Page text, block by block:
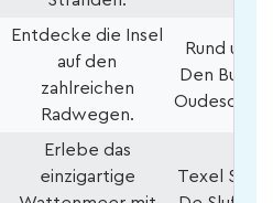
Entdecke die Insel
auf den
zahlreichen
Radwegen.
Rund um
Den Burg,
Oudeschild
Erlebe das
einzigartige
Texel Süd,